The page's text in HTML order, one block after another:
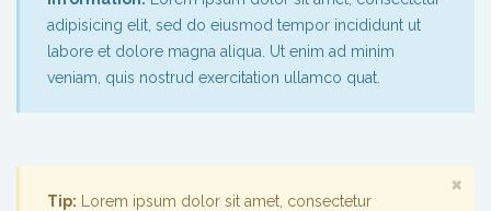
adipisicing elit, sed do eiusmod tempor incididunt ut
labore et dolore magna aliqua. Ut enim ad minim
veniam, quis nostrud exercitation ullamco quat.
Tip: Lorem ipsum dolor sit amet, consectetur
×